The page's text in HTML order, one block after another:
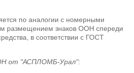
по аналогии с номерными
размещением знаков ООН спереди
в соответствии с ГОСТ
от "АСПЛОМБ-Урал":